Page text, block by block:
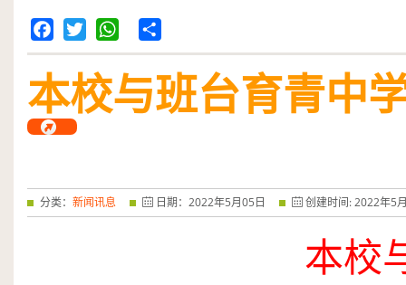
Facebook
TwitterWhatsApp
Share
本校与班台育青中
分类： 新闻讯息 日期： 2022年5月05日 创建时间:2022年5
本校